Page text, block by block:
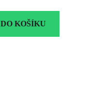
DO KOŠÍKU